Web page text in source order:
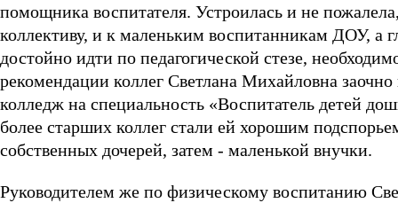
помощника воспитателя. Устроилась и не
коллективу, и к маленьким воспитанникам ДОУ, а
достойно идти по педагогической стезе,
рекомендации коллег Светлана Михайловна
колледж на специальность «Воспитатель детей
более старших коллег стали ей хорошим
собственных дочерей, затем - маленькой внучки.
Руководителем же по физическому воспитанию